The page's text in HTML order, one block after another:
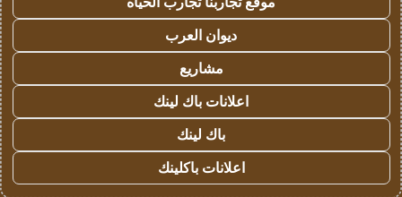
ديوان العرب
مشاريع
اعلانات باك لينك
باك لينك
اعلانات باكلينك